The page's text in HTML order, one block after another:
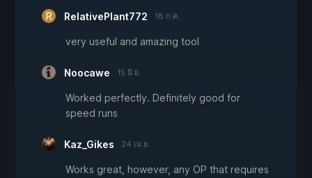
RelativePlant772 18 ก.ค.
very useful and amazing tool
Noocawe 15 มิ.ย.
Worked perfectly. Definitely good for
speed runs
Kaz_Gikes 24 เม.ย.
Works great, however, any OP that requires